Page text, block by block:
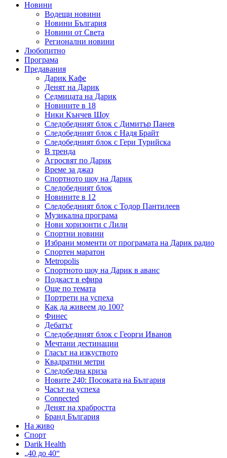
Новини
Водещи новини
Новини България
Новини от Света
Регионални новини
Любопитно
Програма
Предавания
Дарик Кафе
Денят на Дарик
Седмицата на Дарик
Новините в 18
Ники Кънчев Шоу
Следобедният блок с Димитър Панев
Следобедният блок с Надя Брайт
Следобедният блок с Гери Турийска
В тренда
Агросвят по Дарик
Време за джаз
Спортното шоу на Дарик
Следобедният блок
Новините в 12
Следобедният блок с Тодор Пантилеев
Музикална програма
Нови хоризонти с Лили
Спортни новини
Избрани моменти от програмата на Дарик радио
Спортен маратон
Metropolis
Спортното шоу на Дарик в аванс
Подкаст в ефира
Още по темата
Портрети на успеха
Как да живеем до 100?
Финес
Дебатът
Следобедният блок с Георги Иванов
Мечтани дестинации
Гласът на изкуството
Квадратни метри
Следобедна криза
Новите 240: Посоката на България
Часът на успеха
Connected
Денят на храбростта
Бранд България
На живо
Спорт
Darik Health
„40 до 40“